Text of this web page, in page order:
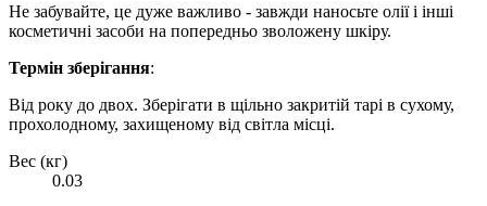
Не забувайте, це дуже важливо - завжди наносьте олії і інші
косметичні засоби на попередньо зволожену шкіру.
Термін зберігання:
Від року до двох. Зберігати в щільно закритій тарі в сухому,
прохолодному, захищеному від світла місці.
Вес (кг)
0.03